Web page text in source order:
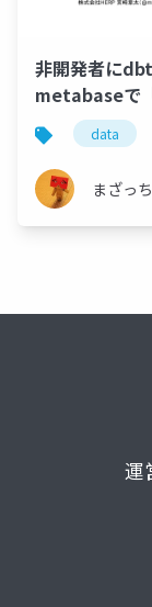
非開発者に
metabaseで
に」SQLを書
うためにやっ
と 〜データ活
化と仕組みを
ルに拡大する
data
まざっち
運